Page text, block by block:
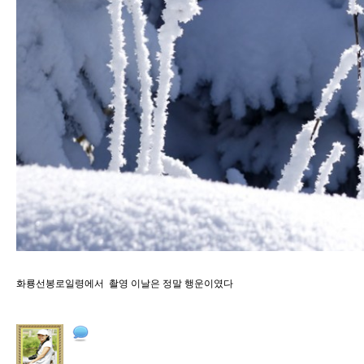
화룡선봉로일령에서 촬영 이날은 정말 행운이였다